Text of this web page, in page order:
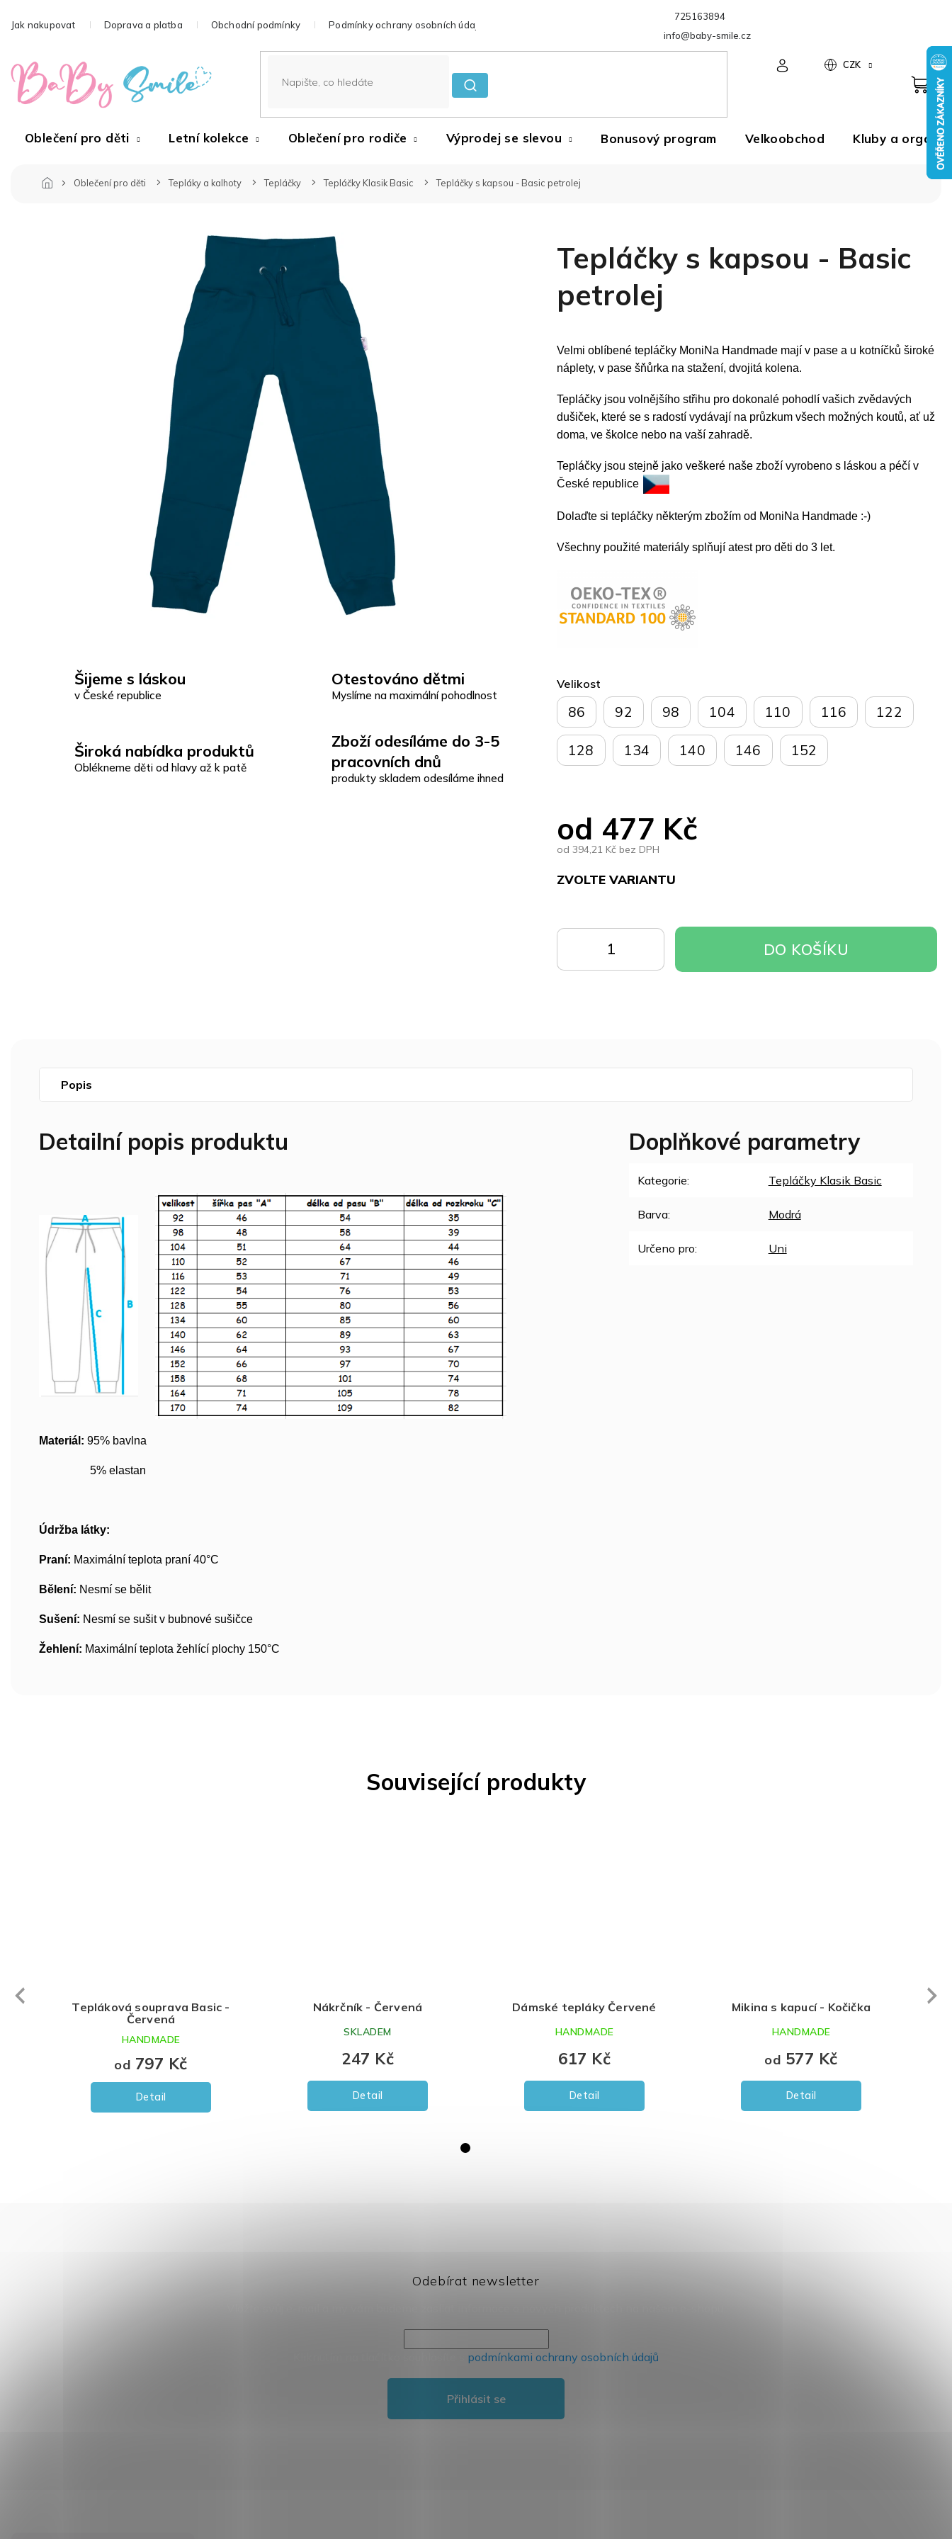
na
725163894
info@baby-smile.cz
Jak nakupovat Doprava a platba Obchodní podmínky Podmínky ochrany osobních údajů
CZK
Oblečení pro děti Letní kolekce Oblečení pro rodiče Výprodej se slevou Bonusový program Velkoobchod Kluby a
Oblečení pro děti Tepláky a kalhoty Tepláčky Tepláčky Klasik Basic Tepláčky s kapsou - Basic petrolej
Šijeme s láskou
v České republice
Otestováno dětmi
Myslíme na maximální pohodlnost
Široká nabídka produktů
Oblékneme děti od hlavy až k patě
Zboží odesíláme do 3-5
pracovních dnů
produkty skladem odesíláme ihned
Tepláčky s kapsou - Basic
petrolej
od 477 Kč
od394,21 Kč bez DPH
ZVOLTE VARIANTU
Velikost
86 92 98 104 110 116 122
128 134 140 146 152
DO KOŠÍKU
Velmi oblíbené tepláčky MoniNa Handmade mají v pase a u kotníčků široké
náplety, v pase šňůrka na stažení, dvojitá kolena.
Tepláčky jsou volnějšího střihu pro dokonalé pohodlí vašich zvědavých
dušiček, které se s radostí vydávají na průzkum všech možných koutů, ať už
doma, ve školce nebo na vaší zahradě.
Tepláčky jsou stejně jako veškeré naše zboží vyrobeno s láskou a péčí v
České republice
Dolaďte si tepláčky některým zbožím od MoniNa Handmade :-)
Všechny použité materiály splňují atest pro děti do 3 let.
Související produkty
Tepláková souprava Basic -
Červená
od 797 Kč
Detail
HANDMADE
Nákrčník - Červená
247 Kč
Detail
SKLADEM
Dámské tepláky Červené
617 Kč
Detail
HANDMADE
Mikina s kapucí - Kočička
od 577 Kč
Detail
HANDMADE
Next
Popis
Detailní popis produktu
Materiál: 95% bavlna
5% elastan
Údržba látky:
Praní: Maximální teplota praní 40°C
Bělení: Nesmí se bělit
Sušení: Nesmí se sušit v bubnové sušičce
Žehlení: Maximální teplota žehlící plochy 150°C
Doplňkové parametry
Kategorie: Tepláčky Klasik Basic
Barva: Modrá
Určeno pro: Uni
Odebírat newsletter
podmínkami ochrany osobních údajů
Přihlásit se